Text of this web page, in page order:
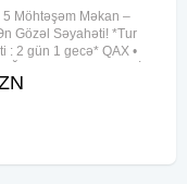
5 Möhtəşəm Məkan –
Gözəl Səyahəti! *Tur
: 2 gün 1 gecə* QAX •
Qiymət: Otel Binasında